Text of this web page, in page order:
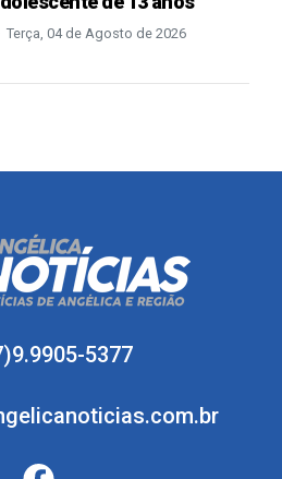
Terça, 04 de Agosto de 2026
5377